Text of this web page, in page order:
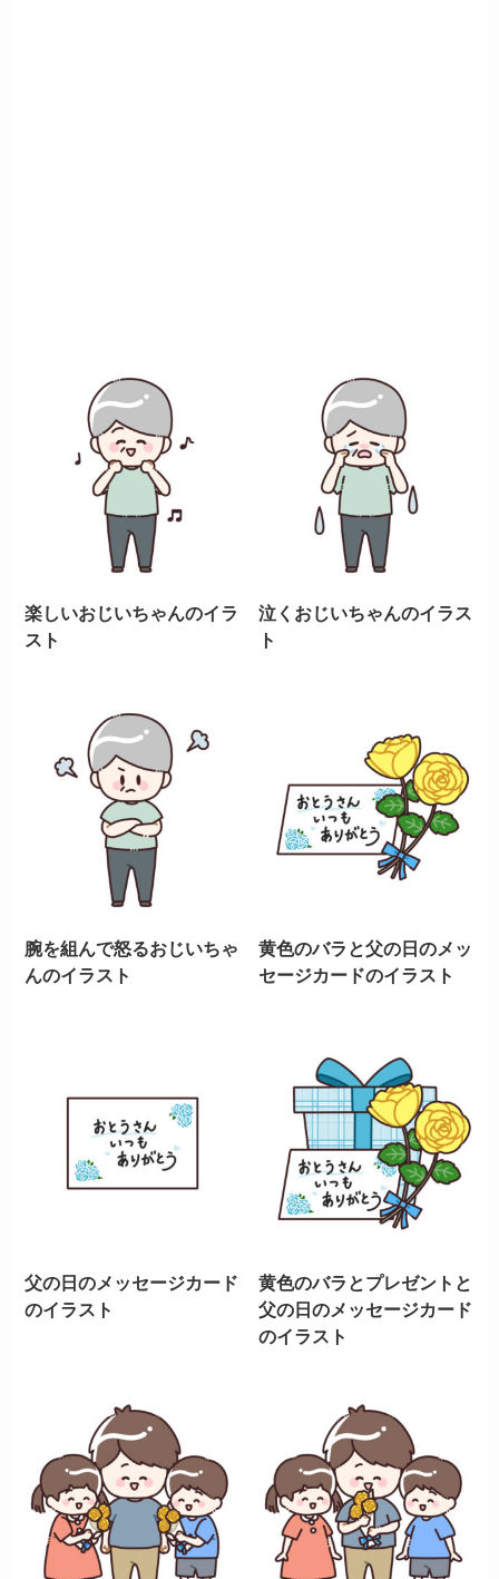
楽しいおじいちゃんのイラ
スト
泣くおじいちゃんのイラス
ト
腕を組んで怒るおじいちゃ
んのイラスト
黄色のバラと父の日のメッ
セージカードのイラスト
父の日のメッセージカード
のイラスト
黄色のバラとプレゼントと
父の日のメッセージカード
のイラスト